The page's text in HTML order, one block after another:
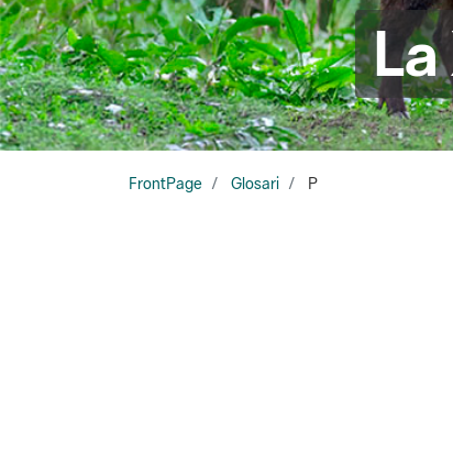
FrontPage Glosari P